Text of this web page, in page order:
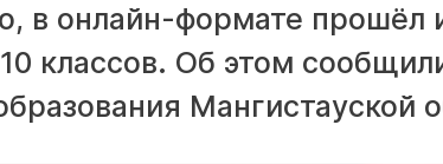
в онлайн-формате прошёл
классов. Об этом
Мангистауской